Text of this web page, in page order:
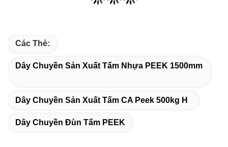
Các Thẻ:
Dây Chuyền Sản Xuất Tấm Nhựa PEEK 1500mm
Dây Chuyền Sản Xuất Tấm CA Peek 500kg H
Dây Chuyền Đùn Tấm PEEK